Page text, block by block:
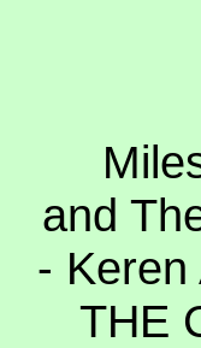
and
-
THE